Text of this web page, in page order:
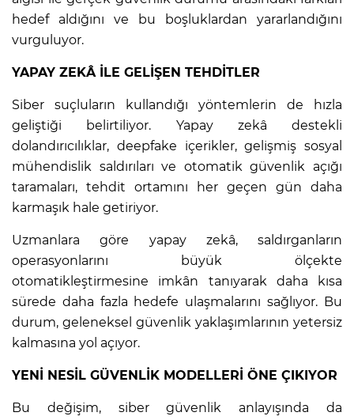
hedef aldığını ve bu boşluklardan yararlandığını
vurguluyor.
YAPAY ZEKÂ İLE GELİŞEN TEHDİTLER
Siber suçluların kullandığı yöntemlerin de hızla
geliştiği belirtiliyor. Yapay zekâ destekli
dolandırıcılıklar, deepfake içerikler, gelişmiş sosyal
mühendislik saldırıları ve otomatik güvenlik açığı
taramaları, tehdit ortamını her geçen gün daha
karmaşık hale getiriyor.
Uzmanlara göre yapay zekâ, saldırganların
operasyonlarını büyük ölçekte
otomatikleştirmesine imkân tanıyarak daha kısa
sürede daha fazla hedefe ulaşmalarını sağlıyor. Bu
durum, geleneksel güvenlik yaklaşımlarının yetersiz
kalmasına yol açıyor.
YENİ NESİL GÜVENLİK MODELLERİ ÖNE ÇIKIYOR
Bu değişim, siber güvenlik anlayışında da